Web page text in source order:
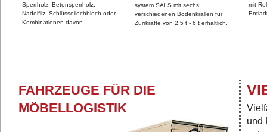
Sperrholz, Betonsperrholz,
Nadelfilz, Schlüssellochblech oder
Kombinationen davon.
system SALS mit sechs
verschiedenen Bodenkrallen für
Zurrkräfte von 2,5 t - 6 t erhältlich.
mit
FAHRZEUGE FÜR DIE
MÖBELLOGISTIK
und